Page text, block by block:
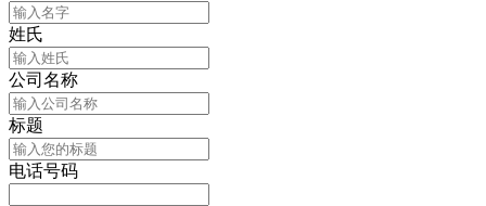
姓氏
公司名称
标题
电话号码